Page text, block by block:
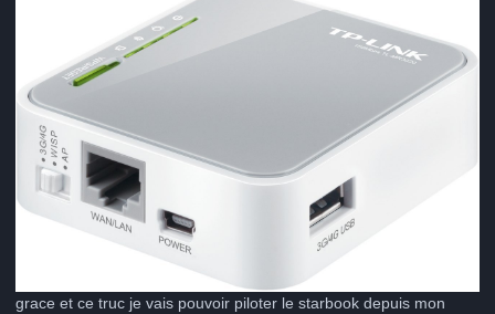
grace et ce truc je vais pouvoir piloter le starbook depuis mon